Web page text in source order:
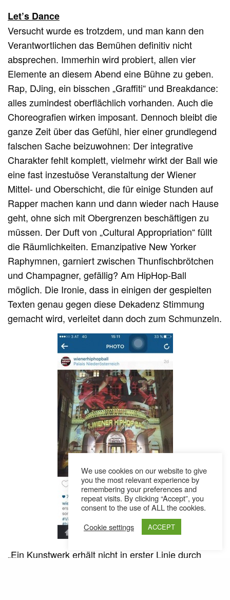
Let’s Dance
Versucht wurde es trotzdem, und man kann den
Verantwortlichen das Bemühen definitiv nicht
absprechen. Immerhin wird probiert, allen vier
Elemente an diesem Abend eine Bühne zu geben.
Rap, DJing, ein bisschen „Graffiti“ und Breakdance:
alles zumindest oberflächlich vorhanden. Auch die
Choreografien wirken imposant. Dennoch bleibt die
ganze Zeit über das Gefühl, hier einer grundlegend
falschen Sache beizuwohnen: Der integrative
Charakter fehlt komplett, vielmehr wirkt der Ball wie
eine fast inzestuöse Veranstaltung der Wiener
Mittel- und Oberschicht, die für einige Stunden auf
Rapper machen kann und dann wieder nach Hause
geht, ohne sich mit Obergrenzen beschäftigen zu
müssen. Der Duft von „Cultural Appropriation“ füllt
die Räumlichkeiten. Emanzipative New Yorker
Raphymnen, garniert zwischen Thunfischbrötchen
und Champagner, gefällig? Am HipHop-Ball
möglich. Die Ironie, dass in einigen der gespielten
Texten genau gegen diese Dekadenz Stimmung
gemacht wird, verleitet dann doch zum Schmunzeln.
„Ein Kunstwerk erhält nicht in erster Linie durch
We use cookies on our website to give
you the most relevant experience by
remembering your preferences and
repeat visits. By clicking “Accept”, you
consent to the use of ALL the cookies.
Cookie settings
ACCEPT